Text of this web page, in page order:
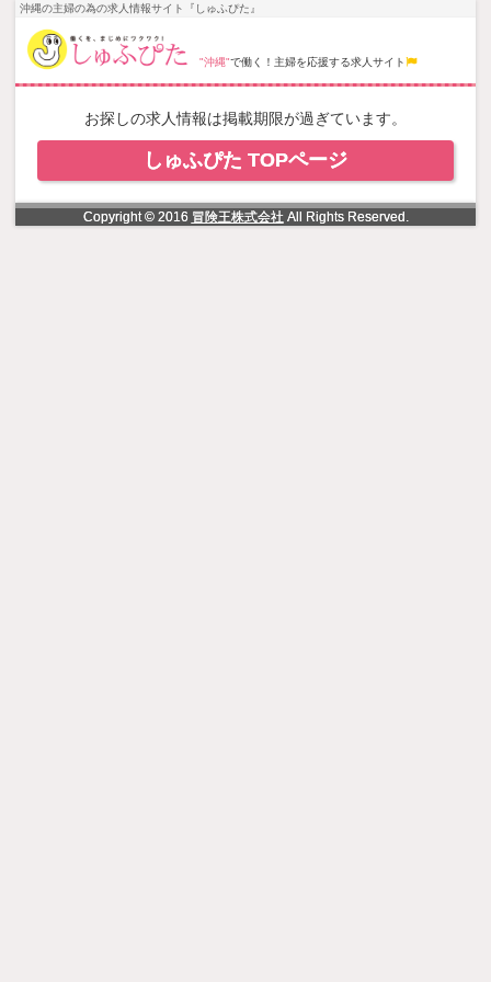
NowLoading
沖縄の主婦の為の求人情報サイト『しゅふぴた』
"沖縄"で働く！主婦を応援する求人サイト
お探しの求人情報は掲載期限が過ぎています。
しゅふぴた TOPページ
Copyright © 2016 冒険王株式会社All Rights Reserved.